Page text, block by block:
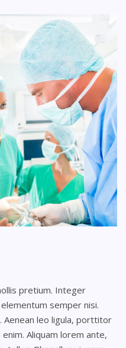
pretium. Integer
semper nisi.
Aenean leo ligula, porttitor
Aliquam lorem ante,